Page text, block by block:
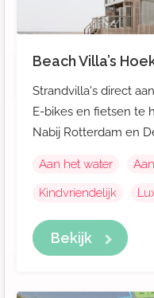
Beach Villa’s
Strandvilla's direct
E-bikes en fietsen te
Nabij Rotterdam en
Aan het water
Kindvriendelijk
Bekijk